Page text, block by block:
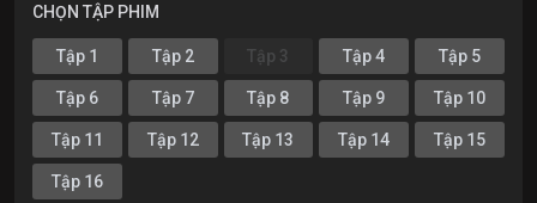
CHỌN TẬP PHIM
Tập 1 Tập 2 Tập 3 Tập 4 Tập 5
Tập 6 Tập 7 Tập 8 Tập 9 Tập 10
Tập 11 Tập 12 Tập 13 Tập 14 Tập 15
Tập 16